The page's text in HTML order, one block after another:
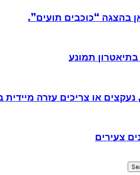
בהצגה “כוכבים תועים”.
תמונע
או צריכים עזרה מיידית
צעירים